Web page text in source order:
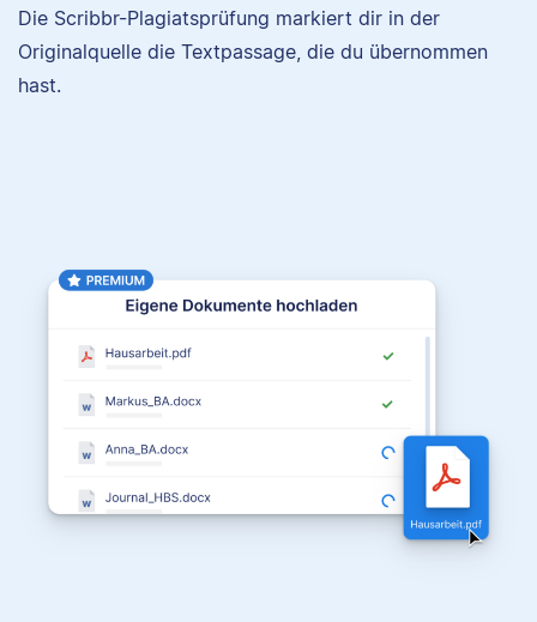
Die Scribbr-Plagiatsprüfung markiert dir in der
Originalquelle die Textpassage, die du übernommen
hast.